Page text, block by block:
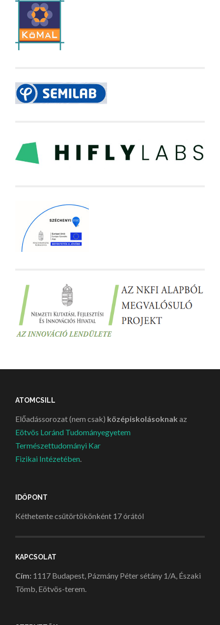
ATOMCSILL
Előadássorozat (nem csak) középiskolásoknak az
Eötvös Loránd Tudományegyetem
Természettudományi Kar
Fizikai Intézetében.
IDŐPONT
Kéthetente csütörtökönként 17 órától
KAPCSOLAT
Cím: 1117 Budapest, Pázmány Péter sétány 1/A, Északi
Tömb, Eötvös-terem.